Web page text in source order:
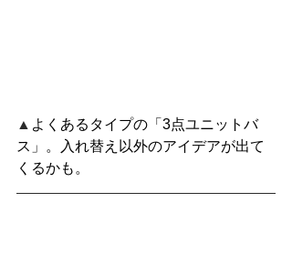
▲ よくあるタイプの「3点ユニットバ
ス」。入れ替え以外のアイデアが出て
くるかも。